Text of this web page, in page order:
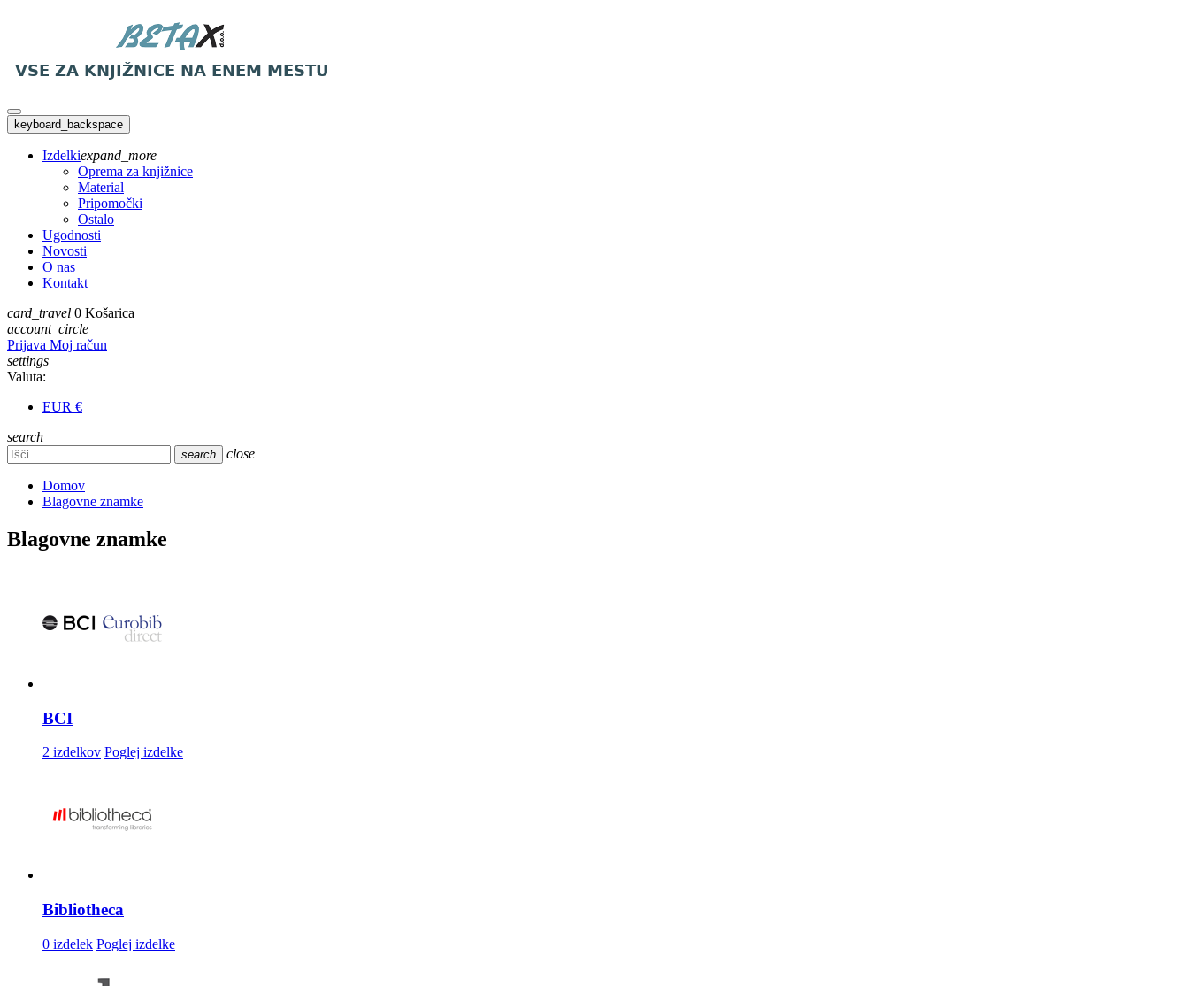
keyboard_backspace
Izdelkiexpand_more
Oprema za knjižnice
Material
Pripomočki
Ostalo
Ugodnosti
Novosti
O nas
Kontakt
card_travel 0 Košarica
account_circle
Prijava Moj račun
settings
Valuta:
EUR €
search
search close
Domov
Blagovne znamke
Blagovne znamke
BCI
2 izdelkov Poglej izdelke
Bibliotheca
0 izdelek Poglej izdelke